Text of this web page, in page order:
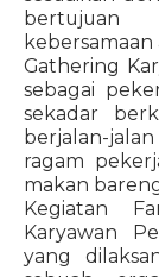
bertujuan
Gathering
sebagai
sekadar
berjalan-
ragam
makan
Kegiatan
Karyawan
yang